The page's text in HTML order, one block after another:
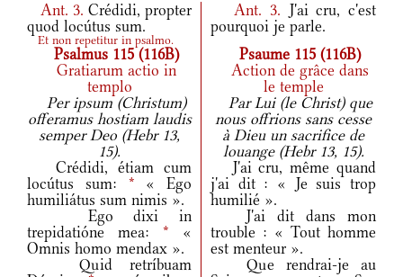
Ant. 3. Crédidi, propter
quod locútus sum.
Ant. 3. J'ai cru, c'est
pourquoi je parle.
Et non repetitur in psalmo.
Psalmus 115 (116B)
Psaume 115 (116B)
Gratiarum actio in
templo
Action de grâce dans
le temple
Per ipsum (Christum)
offeramus hostiam laudis
semper Deo (Hebr 13,
15).
Par Lui (le Christ) que
nous offrions sans cesse
à Dieu un sacrifice de
louange (Hebr 13, 15).
Crédidi, étiam cum
locútus sum: * « Ego
humiliátus sum nimis ».
J'ai cru, même quand
j'ai dit : « Je suis trop
humilié ».
Ego dixi in
trepidatióne mea: * «
Omnis homo mendax ».
J'ai dit dans mon
trouble : « Tout homme
est menteur ».
Quid retríbuam
Que rendrai-je au